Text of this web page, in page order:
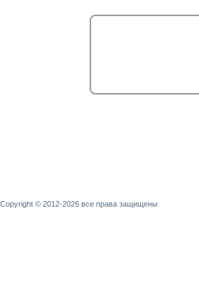
Copyright © 2012-2026 все права защищены